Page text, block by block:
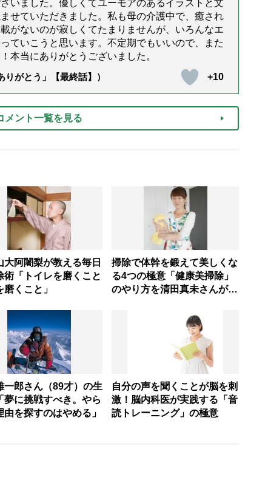
いました。優しくてユーモアのあるイラストと文
せていただきました。私も母の介護中で、癒され
がないのが寂しくてたまりませんが、いろんなエ
ていこうと思います。不定期でもいいので、また
本当にありがとうございました。
がとう」【最終話】）
+10
メント一覧を見る
大阿闍梨が教える毎日
術「トイレを磨くこと
磨くこと」
掃除で体幹を鍛えて美しくな
る4つの極意「健康美掃除」
のやり方を清田真未さんが伝
一郎さん（89才）の生
夢に挑戦すべき。やら
由を探すのはやめる」
自分の声を聞くことが脳を刺
激！脳内科医が実践する「音
読トレーニング」の極意